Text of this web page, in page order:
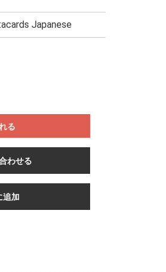
Japanese
る
わせる
追加